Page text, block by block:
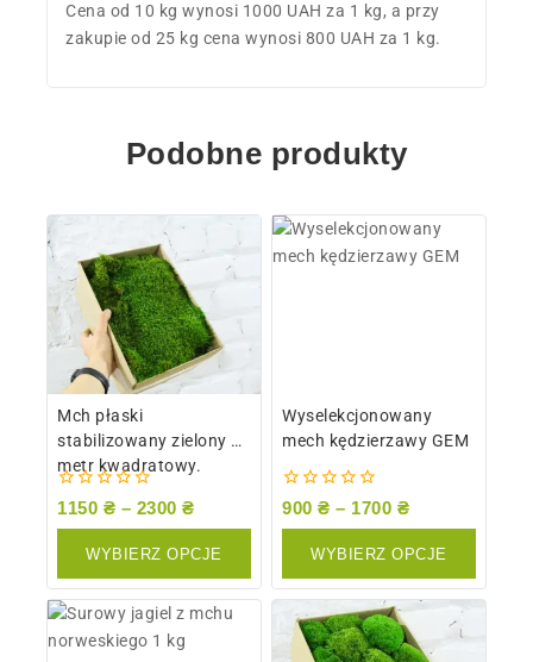
Cena od 10 kg wynosi 1000 UAH za 1 kg, a przy
zakupie od 25 kg cena wynosi 800 UAH za 1 kg.
Podobne produkty
Mch płaski
stabilizowany zielony 1
metr kwadratowy.
0
1150 ₴ – 2300 ₴
WYBIERZ OPCJE
Wyselekcjonowany
mech kędzierzawy GEM
0
900 ₴ – 1700 ₴
WYBIERZ OPCJE